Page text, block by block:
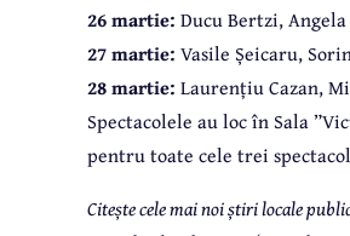
26 martie: Ducu Bertzi,
27 martie: Vasile Șeicaru,
28 martie: Laurențiu Cazan,
Spectacolele au loc în Sala
pentru toate cele trei
Citește cele mai noi știri locale